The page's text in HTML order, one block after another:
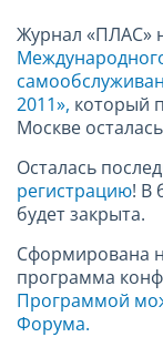
Журнал «ПЛАС»
2011», который
Москве
Осталась
регистрацию! В
будет закрыта.
Сформирована
программа
Программой
Форума.